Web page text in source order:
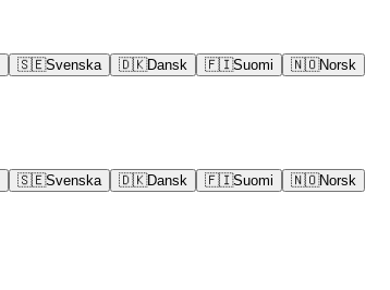
🇸🇪Svenska 🇩🇰Dansk 🇫🇮Suomi 🇳🇴Norsk
🇸🇪Svenska 🇩🇰Dansk 🇫🇮Suomi 🇳🇴Norsk